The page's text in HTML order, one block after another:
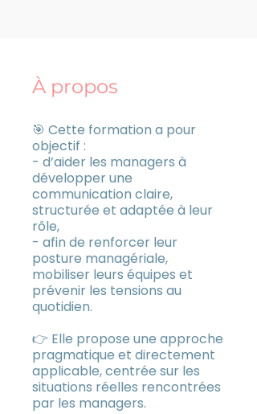
À propos
🎯 Cette formation a pour
objectif :
- d’aider les managers à
développer une
communication claire,
structurée et adaptée à leur
rôle,
- afin de renforcer leur
posture managériale,
mobiliser leurs équipes et
prévenir les tensions au
quotidien.
👉 Elle propose une approche
pragmatique et directement
applicable, centrée sur les
situations réelles rencontrées
par les managers.